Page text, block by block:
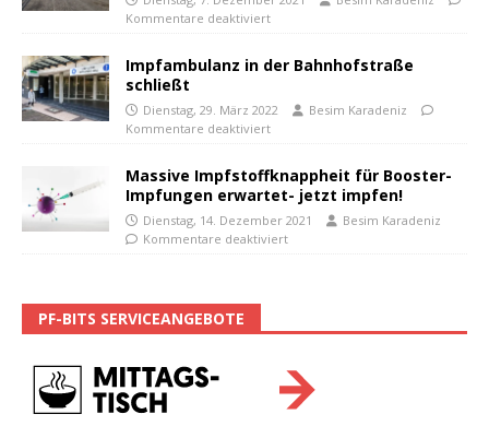
Kommentare deaktiviert
Impfambulanz in der Bahnhofstraße
schließt
Dienstag, 29. März 2022
Besim Karadeniz
Kommentare deaktiviert
Massive Impfstoffknappheit für Booster-
Impfungen erwartet- jetzt impfen!
Dienstag, 14. Dezember 2021
Besim Karadeniz
Kommentare deaktiviert
PF-BITS SERVICEANGEBOTE